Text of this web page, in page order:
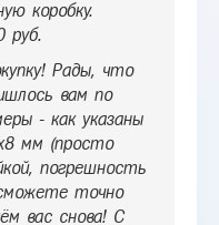
коробку.
руб.
Рады, что
вам по
- как указаны
мм (просто
погрешность
точно
вас снова! С